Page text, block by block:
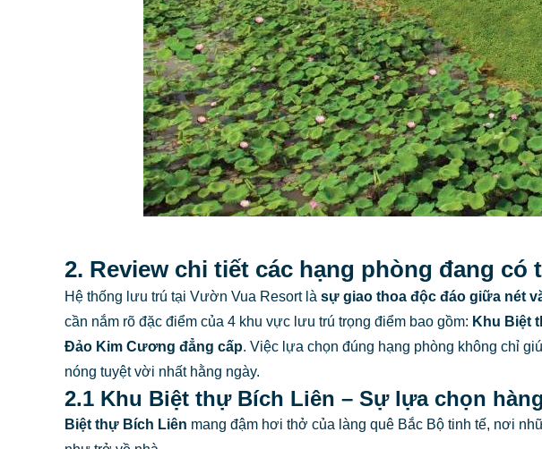
2. Review chi tiết các hạng phòng đang có
Hệ thống lưu trú tại Vườn Vua Resort là sự giao thoa độc đáo giữa nét
cần nắm rõ đặc điểm của 4 khu vực lưu trú trọng điểm bao gồm: Khu Biệt
Đảo Kim Cương đẳng cấp. Việc lựa chọn đúng hạng phòng không chỉ
nóng tuyệt vời nhất hằng ngày.
2.1 Khu Biệt thự Bích Liên – Sự lựa chọn
Biệt thự Bích Liên mang đậm hơi thở của làng quê Bắc Bộ tinh tế, nơi